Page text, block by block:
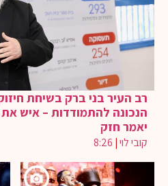
רב העיר בני ברק בשיחת
הנכונה להתמודדות – איש את
יאמר חזק
קובי לוי|
8:26